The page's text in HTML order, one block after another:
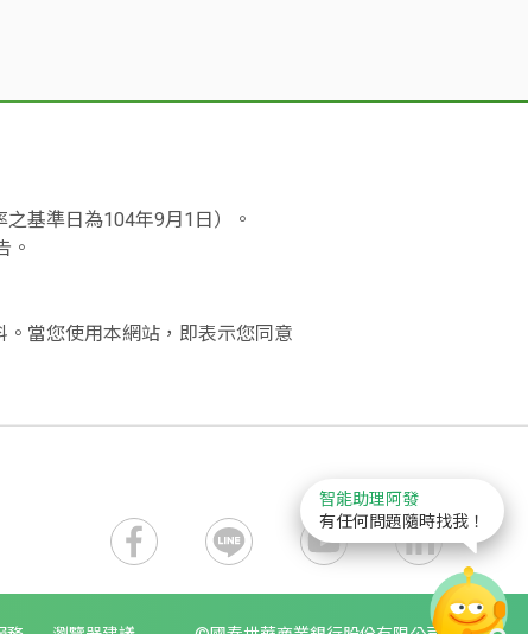
基準日為104年9月1日）。
。
當您使用本網站，即表示您同意
智能助理阿發
有任何問題隨時找我！